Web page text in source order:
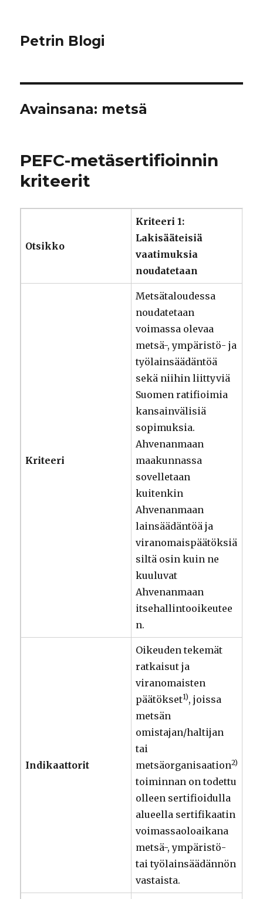
Petrin Blogi
Avainsana: metsä
PEFC-metäsertifioinnin
kriteerit
Otsikko
Kriteeri 1:
Lakisääteisiä
vaatimuksia
noudatetaan
Kriteeri
Metsätaloudessa
noudatetaan
voimassa olevaa
metsä-, ympäristö- ja
työlainsäädäntöä
sekä niihin liittyviä
Suomen ratifioimia
kansainvälisiä
sopimuksia.
Ahvenanmaan
maakunnassa
sovelletaan
kuitenkin
Ahvenanmaan
lainsäädäntöä ja
viranomaispäätöksiä
siltä osin kuin ne
kuuluvat
Ahvenanmaan
itsehallintooikeutee
n.
Indikaattorit
Oikeuden tekemät
ratkaisut ja
viranomaisten
päätökset1), joissa
metsän
omistajan/haltijan
tai
metsäorganisaation2)
toiminnan on todettu
olleen sertifioidulla
alueella sertifikaatin
voimassaoloaikana
metsä-, ympäristö-
tai työlainsäädännön
vastaista.